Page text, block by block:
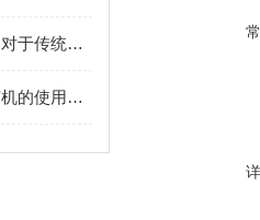
喷淋式巴氏杀菌机相对于传统杀菌机的优势介绍
浅述喷淋式巴氏杀菌机的使用操作方法及注意事项